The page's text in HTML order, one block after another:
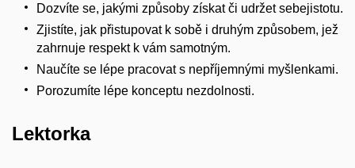
Dozvíte se, jakými způsoby získat či udržet sebejistotu.
Zjistíte, jak přistupovat k sobě i druhým způsobem, jež
zahrnuje respekt k vám samotným.
Naučíte se lépe pracovat s nepříjemnými myšlenkami.
Porozumíte lépe konceptu nezdolnosti.
Lektorka